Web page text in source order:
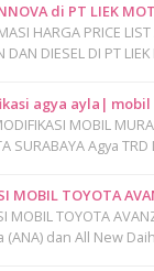
di PT LIEK
HARGA PRICE
DAN DIESEL DI PT
agya ayla| mobil
MOBIL
SURABAYA Agya
MOBIL TOYOTA
MOBIL TOYOTA
(ANA) dan All New